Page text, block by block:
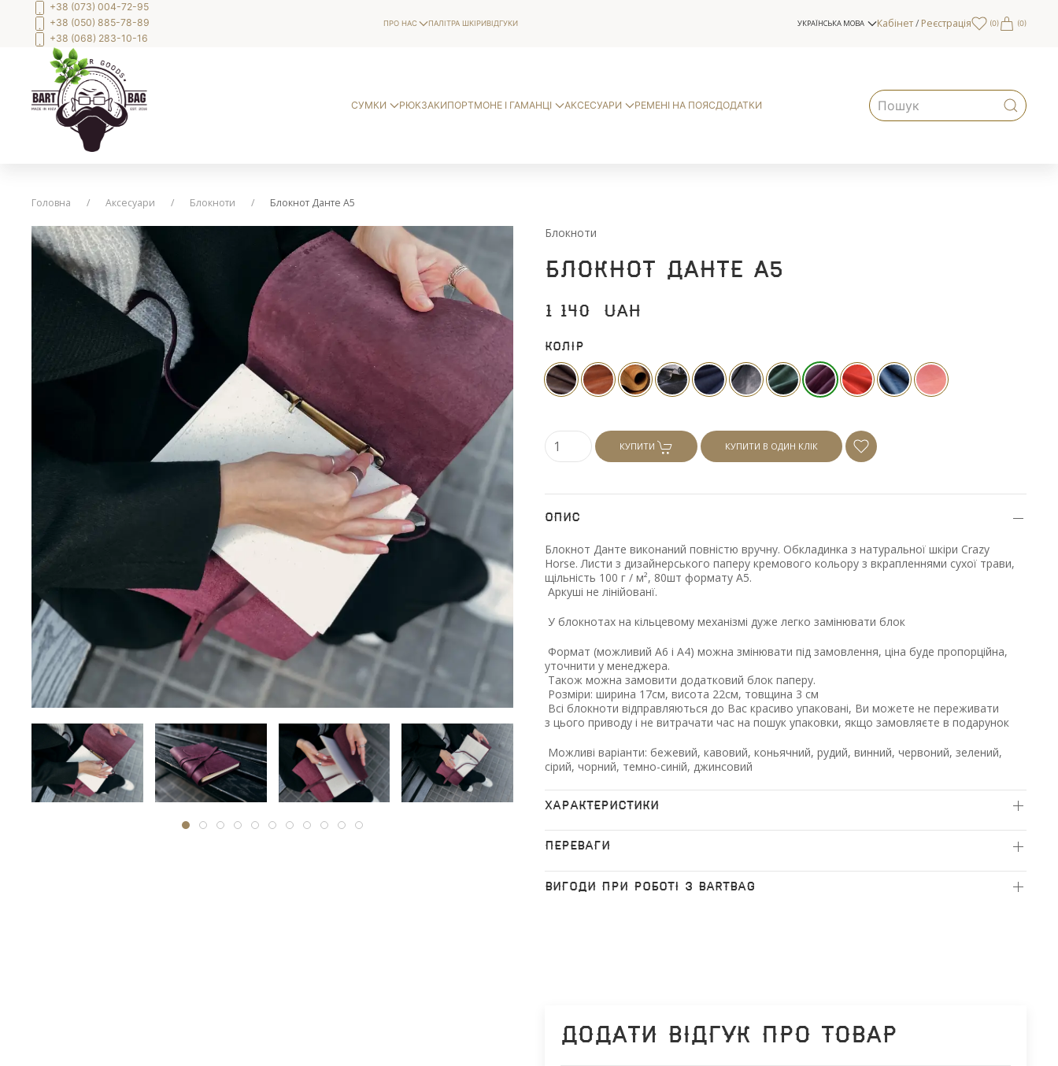
+38 (073) 004-72-95
+38 (050) 885-78-89
+38 (068) 283-10-16
ПРО НАС ПАЛІТРА ШКІРИВІДГУКИ УКРАЇНСЬКА МОВА Кабінет/Реєстрація (0) (0)
СУМКИ РЮКЗАКИПОРТМОНЕ І ГАМАНЦІ АКСЕСУАРИ РЕМЕНІ НА ПОЯСДОДАТКИ
Головна Аксесуари Блокноти Блокнот Данте А5
Блокноти
Блокнот Данте А5
1 140 UAH
Колір
КУПИТИ КУПИТИ В ОДИН КЛІК
Опис
Блокнот Данте виконаний повністю вручну. Обкладинка з натуральної шкіри Crazy
Horse. Листи з дизайнерського паперу кремового кольору з вкрапленнями сухої трави,
щільність 100 г / м², 80шт формату А5.
Аркуші не лінійованї.
У блокнотах на кільцевому механізмі дуже легко замінювати блок
Формат (можливий А6 і А4) можна змінювати під замовлення, ціна буде пропорційна,
уточнити у менеджера.
Також можна замовити додатковий блок паперу.
Розміри: ширина 17см, висота 22см, товщина 3 см
Всі блокноти відправляються до Вас красиво упаковані, Ви можете не переживати
з цього приводу і не витрачати час на пошук упаковки, якщо замовляєте в подарунок
Можливі варіанти: бежевий, кавовий, коньячний, рудий, винний, червоний, зелений,
сірий, чорний, темно-синій, джинсовий
ХАРАКТЕРИСТИКИ
ПЕРЕВАГИ
ВИГОДИ ПРИ РОБОТІ З BARTBAG
Додати відгук про товар